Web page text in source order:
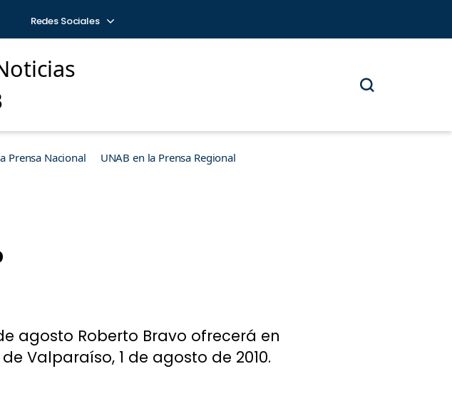
Redes Sociales
Prensa Nacional UNAB en la Prensa Regional
agosto Roberto Bravo ofrecerá en
Valparaíso, 1 de agosto de 2010.